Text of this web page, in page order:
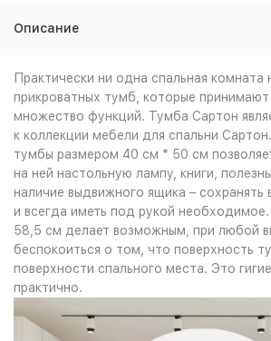
Описание
Практически ни одна спальная комната
прикроватных тумб, которые принимают
множество функций. Тумба Сартон
к коллекции мебели для спальни
тумбы размером 40 см * 50 см
на ней настольную лампу, книги,
наличие выдвижного ящика – сохранять
и всегда иметь под рукой
58,5 см делает возможным, при любой
беспокоиться о том, что поверхность
поверхности спального места. Это
практично.